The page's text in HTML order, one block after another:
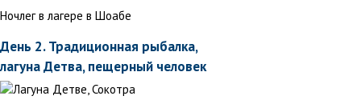
Ночлег в лагере в Шоабе
День 2. Традиционная рыбалка,
лагуна Детва, пещерный человек